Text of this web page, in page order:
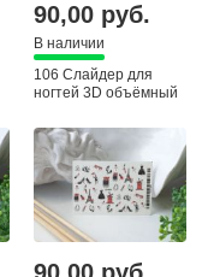
90,00 руб.
В наличии
106 Слайдер для
ногтей 3D объёмный